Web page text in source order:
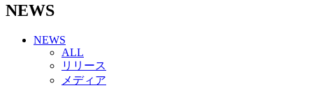
ボランティアチーム「volundeer」
ビクトリーロード
HOMEGAME
観戦ルール＆マナー
NEWS
NEWS
ALL
リリース
メディア